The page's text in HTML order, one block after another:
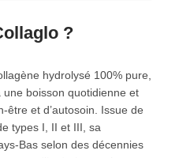
?
hydrolysé 100% pure,
boisson quotidienne et
être et d’autosoin. Issue de
types I, II et III, sa
Bas selon des décennies